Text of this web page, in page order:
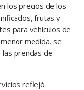
los precios de los
frutas y
para vehículos de
medida, se
las prendas de
reflejó